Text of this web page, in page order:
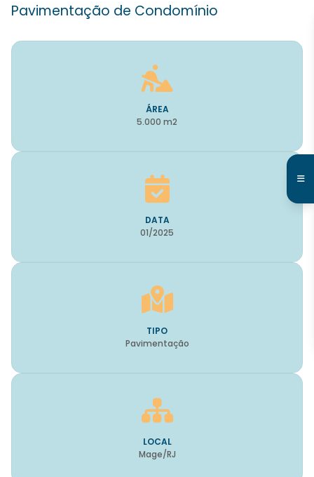
Pavimentação de Condomínio
ÁREA
5.000 m2
DATA
01/2025
TIPO
Pavimentação
LOCAL
Mage/RJ